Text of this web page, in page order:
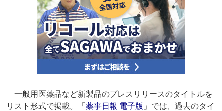
一般用医薬品など新製品のプレスリリースのタイトルを
リスト形式で掲載。「薬事日報 電子版 」では、過去のタイ